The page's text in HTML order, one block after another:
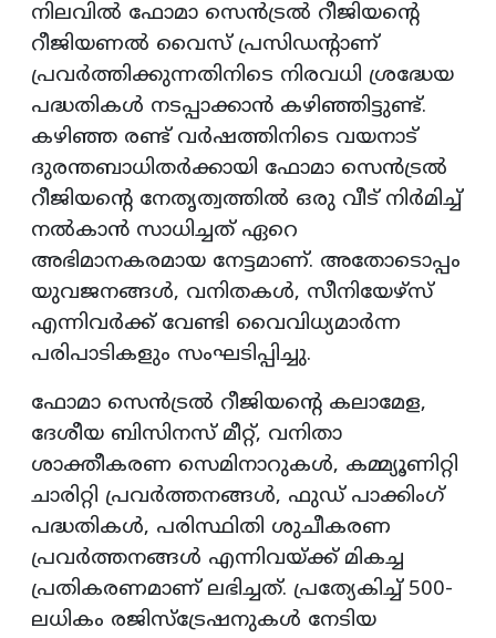
നിലവിൽ ഫോമാ സെൻട്രൽ റീജിയന്റെ
റീജിയണൽ വൈസ് പ്രസിഡന്റാണ്
പ്രവർത്തിക്കുന്നതിനിടെ നിരവധി ശ്രദ്ധേയ
പദ്ധതികൾ നടപ്പാക്കാൻ കഴിഞ്ഞിട്ടുണ്ട്.
കഴിഞ്ഞ രണ്ട് വർഷത്തിനിടെ വയനാട്
ദുരന്തബാധിതർക്കായി ഫോമാ സെൻട്രൽ
റീജിയന്റെ നേതൃത്വത്തിൽ ഒരു വീട് നിർമിച്ച്
നൽകാൻ സാധിച്ചത് ഏറെ
അഭിമാനകരമായ നേട്ടമാണ്. അതോടൊപ്പം
യുവജനങ്ങൾ, വനിതകൾ, സീനിയേഴ്സ്
എന്നിവർക്ക് വേണ്ടി വൈവിധ്യമാർന്ന
പരിപാടികളും സംഘടിപ്പിച്ചു.
ഫോമാ സെൻട്രൽ റീജിയന്റെ കലാമേള,
ദേശീയ ബിസിനസ് മീറ്റ്, വനിതാ
ശാക്തീകരണ സെമിനാറുകൾ, കമ്മ്യൂണിറ്റി
ചാരിറ്റി പ്രവർത്തനങ്ങൾ, ഫുഡ് പാക്കിംഗ്
പദ്ധതികൾ, പരിസ്ഥിതി ശുചീകരണ
പ്രവർത്തനങ്ങൾ എന്നിവയ്ക്ക് മികച്ച
പ്രതികരണമാണ് ലഭിച്ചത്. പ്രത്യേകിച്ച് 500-
ലധികം രജിസ്ട്രേഷനുകൾ നേടിയ